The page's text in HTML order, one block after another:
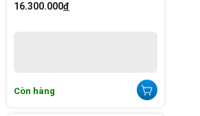
16.300.000đ
Còn hàng